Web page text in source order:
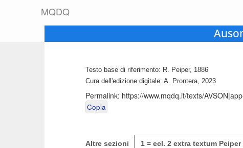
MQDQ
Testo base di riferimento: R. Peiper, 1886
Cura dell'edizione digitale: A. Prontera, 2023
Permalink: https://www.mqdq.it/texts/
Copia
Altre sezioni